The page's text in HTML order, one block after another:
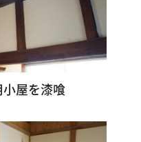
屋を漆喰